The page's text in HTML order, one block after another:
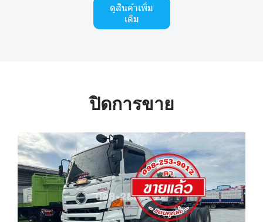
ดูสินค้าเพิ่ม
เติม
ปิดการขาย